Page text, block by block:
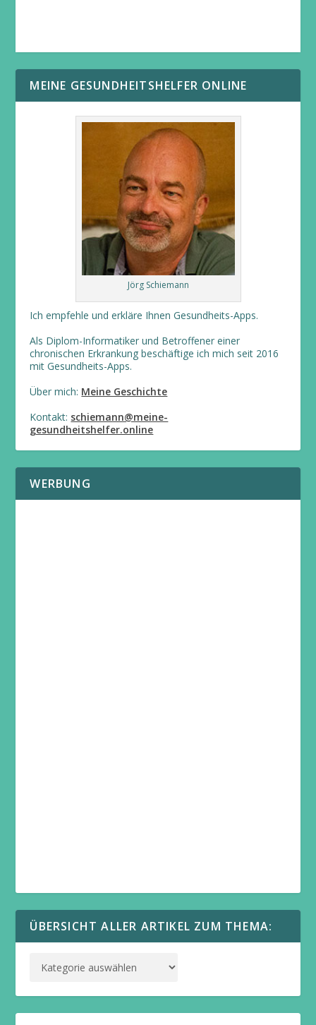
MEINE GESUNDHEITSHELFER ONLINE
Jörg Schiemann
Ich empfehle und erkläre Ihnen Gesundheits-Apps.
Als Diplom-Informatiker und Betroffener einer
chronischen Erkrankung beschäftige ich mich seit 2016
mit Gesundheits-Apps.
Über mich: Meine Geschichte
Kontakt: schiemann@meine-
gesundheitshelfer.online
WERBUNG
ÜBERSICHT ALLER ARTIKEL ZUM THEMA: